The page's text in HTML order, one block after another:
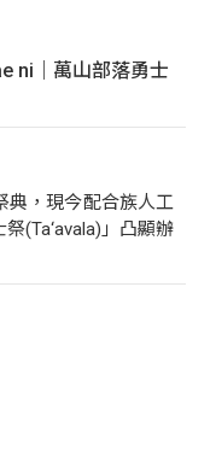
ni｜萬山部落勇士
典，現今配合族人工
(Ta‘avala)」凸顯辦